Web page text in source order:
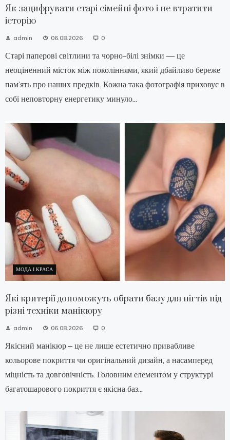
Як зацифрувати старі сімейні фото і не втратити
історію
admin 06.08.2026 0
Старі паперові світлини та чорно-білі знімки — це
неоціненний місток між поколіннями, який дбайливо береже
пам’ять про наших предків. Кожна така фотографія приховує в
собі неповторну енергетику минуло...
МОДА І КРАСА
Які критерії допоможуть обрати базу для нігтів під
різні техніки манікюру
admin 06.08.2026 0
Якісний манікюр – це не лише естетично привабливе
кольорове покриття чи оригінальний дизайн, а насамперед
міцність та довговічність. Головним елементом у структурі
багатошарового покриття є якісна баз...